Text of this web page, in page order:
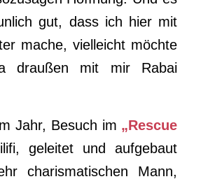
gut, dass ich hier mit
mache, vielleicht möchte
draußen mit mir Rabai
Jahr, Besuch im „Rescue
geleitet und aufgebaut
charismatischen Mann,